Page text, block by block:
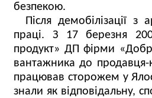
безпекою.
Після демобілізації
праці. З 17 березня
продукт» ДП фірми
вантажника до продавця-
працював сторожем у
знали як відповідальну,